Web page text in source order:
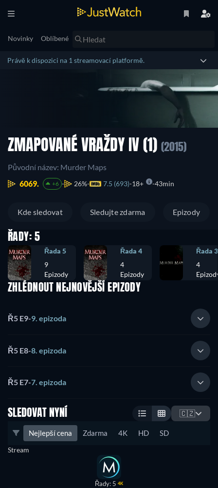
Novinky Oblíbené
Právě k dispozici na 1 streamovací platformě.
ZMAPOVANÉ VRAŽDY IV (1) (2015)
Původní název: Murder Maps
6069.
+6 26% 7.5 (693) 18+ 43min
Kde sledovat Sledujte zdarma Epizody
ŘADY: 5
Řada 5
9
Epizody
Řada 4
4
Epizody
Řada 3
4
ZHLÉDNOUT NEJNOVĚJŠÍ EPIZODY
Ř5 E9-9. epizoda
Ř5 E8-8. epizoda
Ř5 E7-7. epizoda
SLEDOVAT NYNÍ 🇨🇿
Nejlepší cena Zdarma 4K HD SD
Stream
Řady: 5 4K